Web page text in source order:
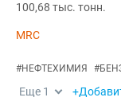
100,68 тыс. тонн.
MRC
#НЕФТЕХИМИЯ #
Еще 1